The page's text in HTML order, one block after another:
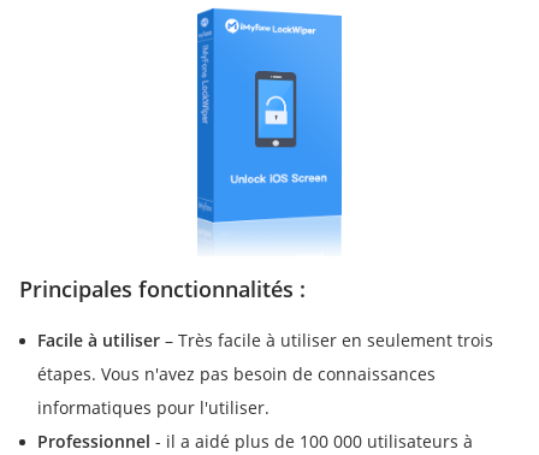
Principales fonctionnalités :
Facile à utiliser – Très facile à utiliser en seulement trois
étapes. Vous n'avez pas besoin de connaissances
informatiques pour l'utiliser.
Professionnel - il a aidé plus de 100 000 utilisateurs à